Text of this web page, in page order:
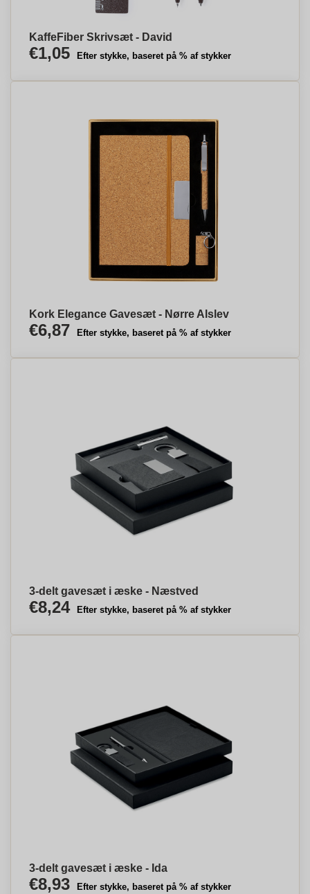
KaffeFiber Skrivsæt - David
€1,05 Efter stykke, baseret på % af stykker
Kork Elegance Gavesæt - Nørre Alslev
€6,87 Efter stykke, baseret på % af stykker
3-delt gavesæt i æske - Næstved
€8,24 Efter stykke, baseret på % af stykker
3-delt gavesæt i æske - Ida
€8,93 Efter stykke, baseret på % af stykker